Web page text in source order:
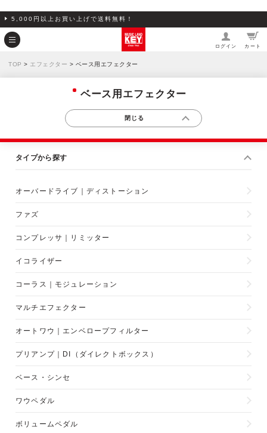
5,000円以上お買い上げで送料無料！
ログイン カート
TOP > エフェクター > ベース用エフェクター
ベース用エフェクター
タイプから探す
オーバードライブ｜ディストーション
ファズ
コンプレッサ｜リミッター
イコライザー
コーラス｜モジュレーション
マルチエフェクター
オートワウ｜エンベロープフィルター
プリアンプ｜DI（ダイレクトボックス）
ベース・シンセ
ワウペダル
ボリュームペダル